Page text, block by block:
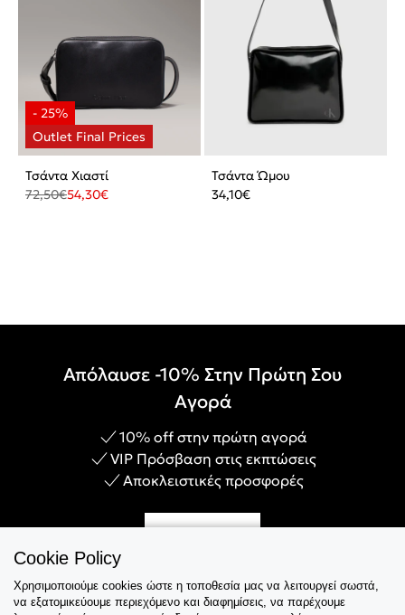
Τσάντα Χιαστί
72,50€54,30€
Τσάντα Ώμου
34,10€
Απόλαυσε -10% Στην Πρώτη Σου
Αγορά
10% off στην πρώτη αγορά
VIP Πρόσβαση στις εκπτώσεις
Αποκλειστικές προσφορές
Cookie Policy
Χρησιμοποιούμε cookies ώστε η τοποθεσία μας να λειτουργεί σωστά,
να εξατομικεύουμε περιεχόμενο και διαφημίσεις, να παρέχουμε